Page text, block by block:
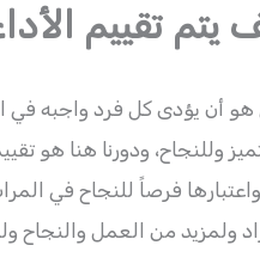
يتم تقييم
هو أن يؤدى كل فرد واجبه
وللنجاح، ودورنا هنا هو
فرصاً للنجاح في
ولمزيد من العمل والنجاح